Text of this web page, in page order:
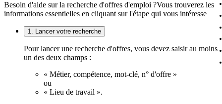
Besoin d'aide sur la recherche d'offres d'emploi ?Vous trouverez les
informations essentielles en cliquant sur l'étape qui vous intéresse
1. Lancer votre recherche
Pour lancer une recherche d'offres, vous devez saisir au moins
un des deux champs :
« Métier, compétence, mot-clé, n° d'offre »
ou
« Lieu de travail ».